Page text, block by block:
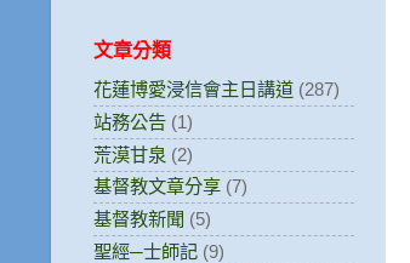
文章分類
花蓮博愛浸信會主日講道 (287)
站務公告 (1)
荒漠甘泉 (2)
基督教文章分享 (7)
基督教新聞 (5)
聖經─士師記 (9)